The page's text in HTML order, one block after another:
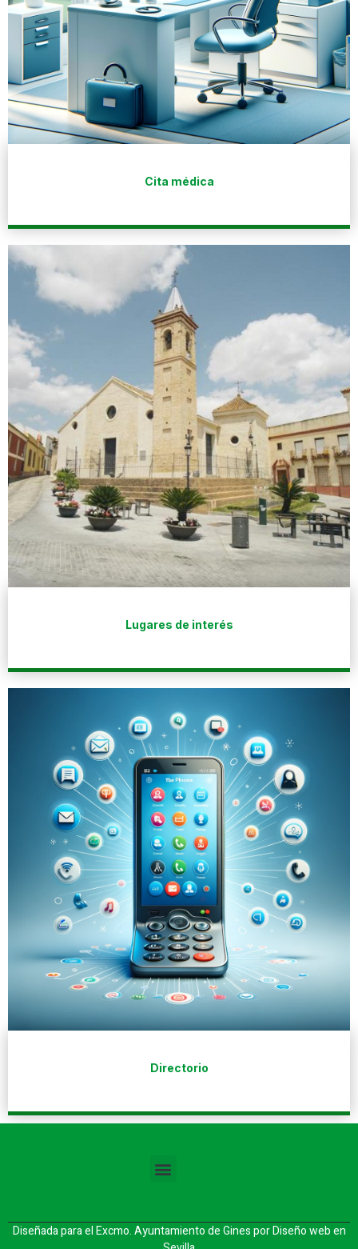
Cita médica
Lugares de interés
Directorio
Diseñada para el Excmo. Ayuntamiento de Gines porDiseño web en